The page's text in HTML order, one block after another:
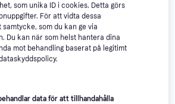
butiker.
som unika ID i cookies. Detta görs
För att vidta dessa
som du kan ge via
Du kan när som helst hantera dina
mot behandling baserat på legitimt
data för att tillhandahålla